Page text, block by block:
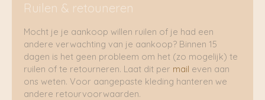
Ruilen & retouneren
Mocht je je aankoop willen ruilen of je had een
andere verwachting van je aankoop? Binnen 15
dagen is het geen probleem om het (zo mogelijk) te
ruilen of te retourneren. Laat dit per mail even aan
ons weten. Voor aangepaste kleding hanteren we
andere retourvoorwaarden.